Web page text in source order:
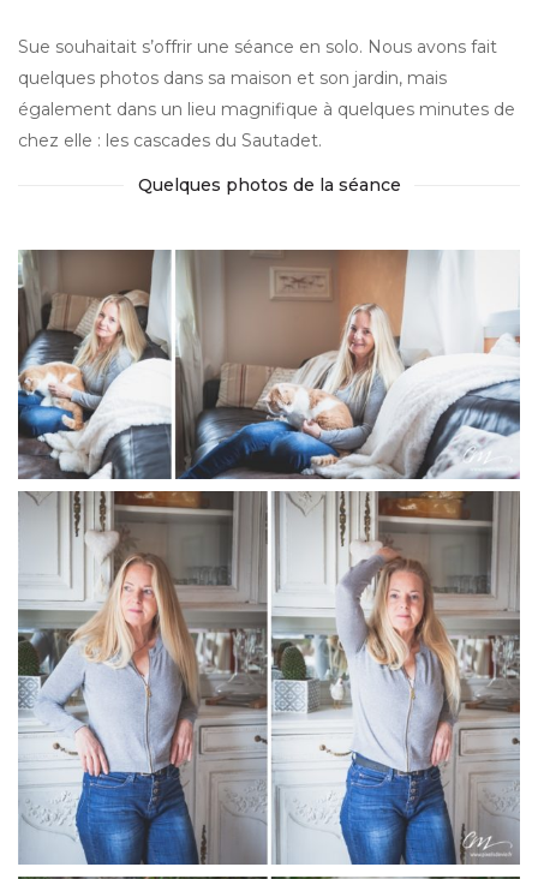
Sue souhaitait s’offrir une séance en solo. Nous avons fait
quelques photos dans sa maison et son jardin, mais
également dans un lieu magnifique à quelques minutes de
chez elle : les cascades du Sautadet.
Quelques photos de la séance